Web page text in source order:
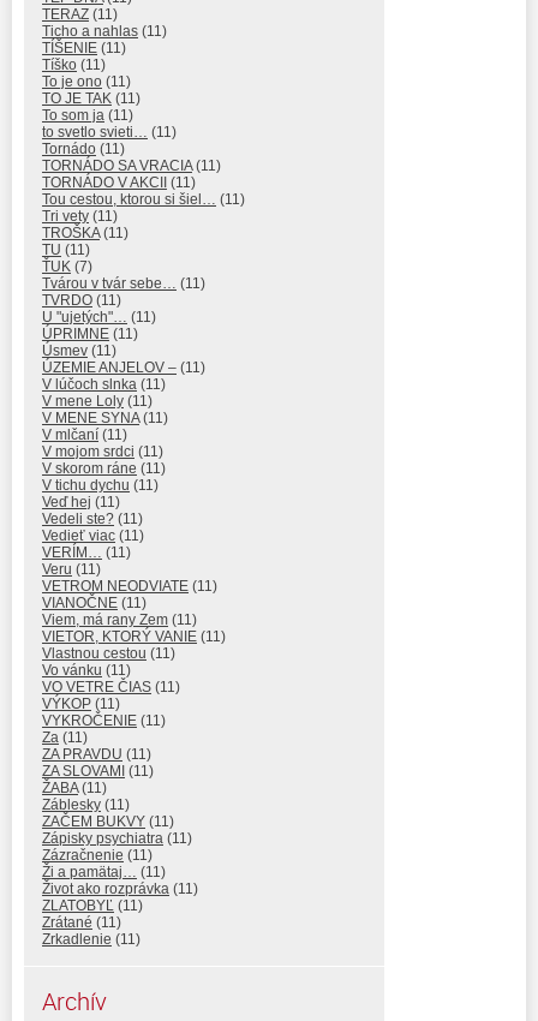
TERAZ (11)
Ticho a nahlas (11)
TÍŠENIE (11)
Tíško (11)
To je ono (11)
TO JE TAK (11)
To som ja (11)
to svetlo svieti…
(11)
Tornádo (11)
TORNÁDO SA VRACIA(11)
TORNÁDO V AKCII (11)
Tou cestou, ktorou si šiel…
(11)
Tri vety (11)
TROŠKA(11)
TU (11)
ŤUK (7)
Tvárou v tvár sebe…
(11)
TVRDO (11)
U "ujetých"…
(11)
ÚPRIMNE (11)
Úsmev (11)
ÚZEMIE ANJELOV – (11)
V lúčoch slnka (11)
V mene Loly (11)
V MENE SYNA(11)
V mlčaní (11)
V mojom srdci (11)
V skorom ráne (11)
V tichu dychu (11)
Veď hej (11)
Vedeli ste? (11)
Vedieť viac (11)
VERÍM…
(11)
Veru (11)
VETROM NEODVIATE (11)
VIANOČNE (11)
Viem, má rany Zem (11)
VIETOR, KTORÝ VANIE (11)
Vlastnou cestou (11)
Vo vánku (11)
VO VETRE ČIAS (11)
VÝKOP (11)
VYKROČENIE (11)
Za (11)
ZA PRAVDU (11)
ZA SLOVAMI (11)
ŽABA(11)
Záblesky (11)
ZAČEM BUKVY (11)
Zápisky psychiatra (11)
Zázračnenie (11)
Ži a pamätaj…
(11)
Život ako rozprávka (11)
ZLATOBYĽ (11)
Zrátané (11)
Zrkadlenie (11)
Archív